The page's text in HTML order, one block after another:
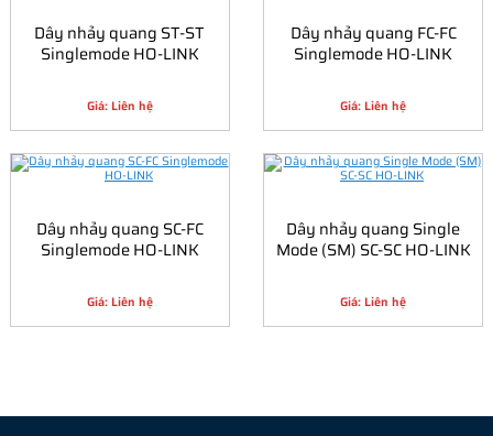
Dây nhảy quang ST-ST
Singlemode HO-LINK
Giá: Liên hệ
Dây nhảy quang FC-FC
Singlemode HO-LINK
Giá: Liên hệ
Dây nhảy quang SC-FC
Singlemode HO-LINK
Giá: Liên hệ
Dây nhảy quang Single
Mode (SM) SC-SC HO-LINK
Giá: Liên hệ